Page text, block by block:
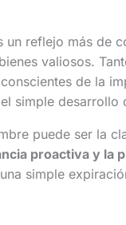
un reflejo más de
valiosos.
de la
simple desarrollo
puede ser la
proactiva y la
simple